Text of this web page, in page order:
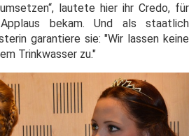
lautete hier ihr Credo, für
bekam. Und als staatlich
garantiere sie: "Wir lassen keine
Trinkwasser zu."